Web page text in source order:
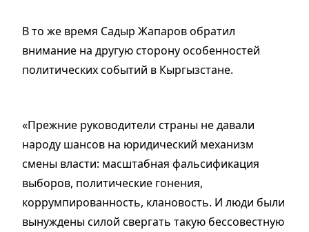
В то же время Садыр Жапаров обратил
внимание на другую сторону особенностей
политических событий в Кыргызстане.
«Прежние руководители страны не давали
народу шансов на юридический механизм
смены власти: масштабная фальсификация
выборов, политические гонения,
коррумпированность, клановость. И люди были
вынуждены силой свергать такую бессовестную